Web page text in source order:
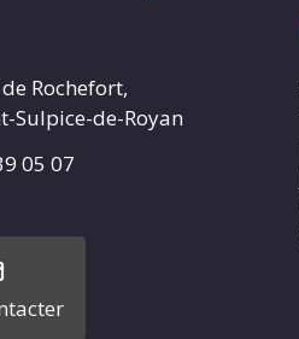
Rochefort,
Sulpice-de-Royan
05 07